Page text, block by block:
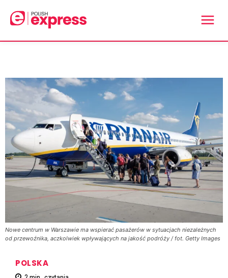
Nowe centrum w Warszawie ma wspierać pasażerów w sytuacjach niezależnych
od przewoźnika, aczkolwiek wpływających na jakość podróży / fot. Getty Images
POLSKA